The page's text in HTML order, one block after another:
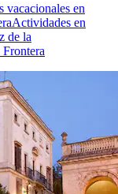
vacacionales en
Actividades en
de la
Frontera